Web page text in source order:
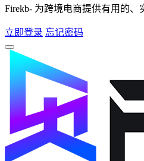
Firekb- 为跨境电商提供有用的、
立即登录 忘记密码